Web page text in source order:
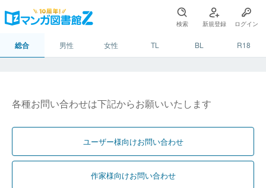
検索 新規登録 ログイン
総合 男性 女性 TL BL R18
各種お問い合わせは下記からお願いいたします
ユーザー様向けお問い合わせ
作家様向けお問い合わせ